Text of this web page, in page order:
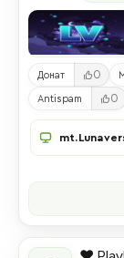
Донат 0
Antispam 0